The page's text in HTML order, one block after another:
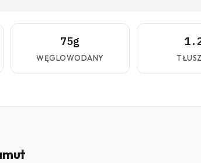
75g
WĘGLOWODANY